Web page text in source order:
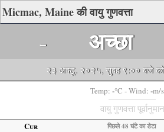
Micmac, Maine की वायु गुणवत्ता
- अच्छा
२३ अक्टू. २०२५, सुबह ९:०० बजे को
Temp: -°C - Wind: -m/
वायु गुणवत्ता पूर्वानुमान
Cur पिछले 48 घंटे का डेटा